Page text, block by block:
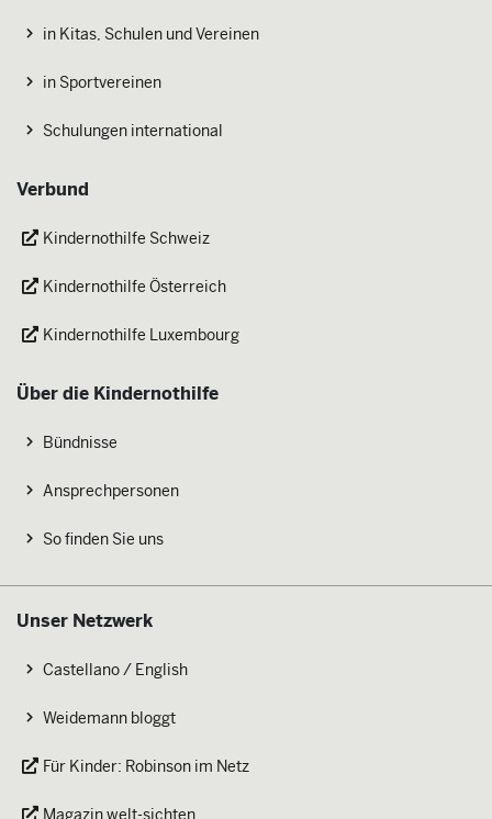
in Kitas, Schulen und Vereinen
in Sportvereinen
Schulungen international
Verbund
Kindernothilfe Schweiz
Kindernothilfe Österreich
Kindernothilfe Luxembourg
Über die Kindernothilfe
Bündnisse
Ansprechpersonen
So finden Sie uns
Unser Netzwerk
Castellano / English
Weidemann bloggt
Für Kinder: Robinson im Netz
Magazin welt-sichten